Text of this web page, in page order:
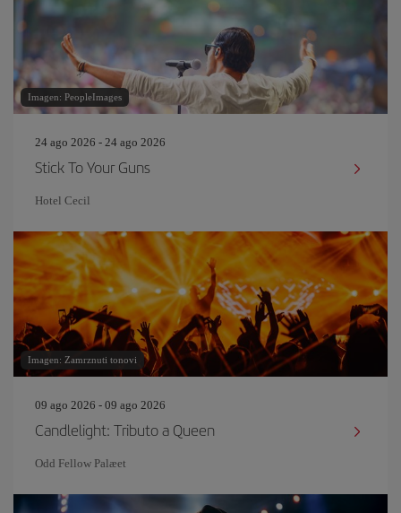
Imagen: PeopleImages
24 ago 2026 - 24 ago 2026
Stick To Your Guns
Hotel Cecil
Imagen: Zamrznuti tonovi
09 ago 2026 - 09 ago 2026
Candlelight: Tributo a Queen
Odd Fellow Palæet